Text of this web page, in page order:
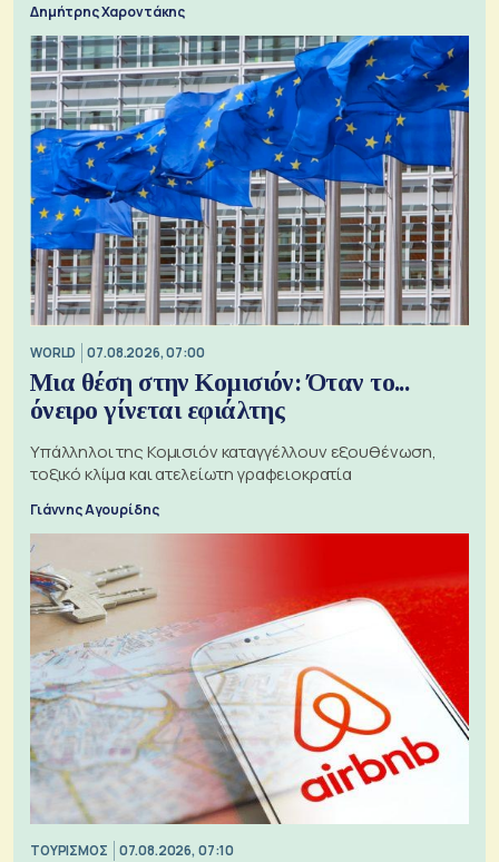
Δημήτρης Χαροντάκης
WORLD 07.08.2026, 07:00
Μια θέση στην Κομισιόν: Όταν το...
όνειρο γίνεται εφιάλτης
Υπάλληλοι της Κομισιόν καταγγέλλουν εξουθένωση,
τοξικό κλίμα και ατελείωτη γραφειοκρατία
Γιάννης Αγουρίδης
ΤΟΥΡΙΣΜΟΣ 07.08.2026, 07:10